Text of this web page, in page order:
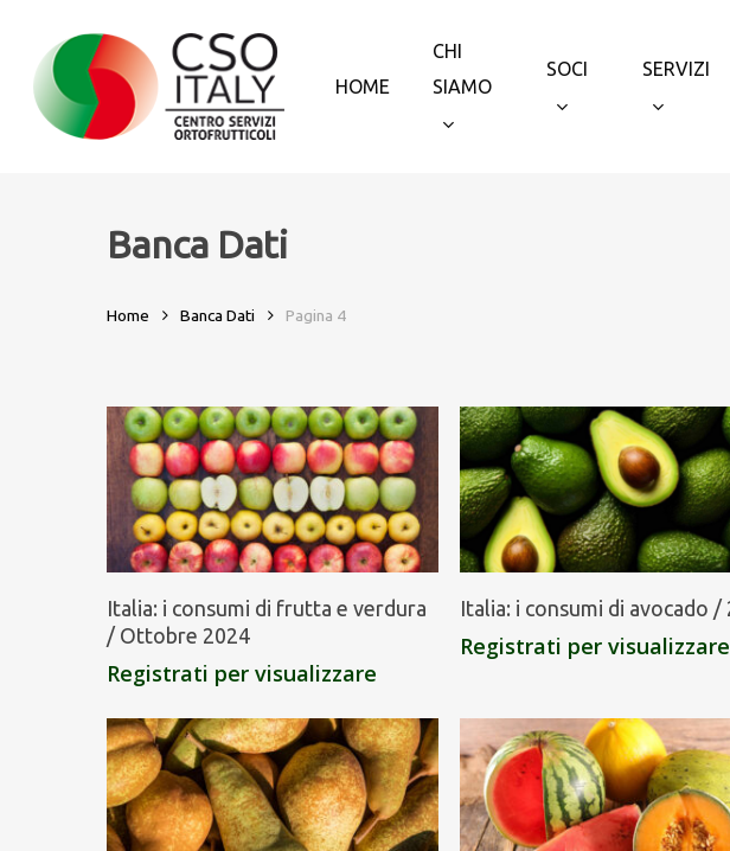
main
content
HOME
CHI
SIAMO
SOCI SERVIZI
Banca Dati
Home Banca Dati Pagina 4
Italia: i consumi di frutta e verdura
/ Ottobre 2024
Registrati per visualizzare
Italia: i consumi di avocado /
Registrati per visualizzare